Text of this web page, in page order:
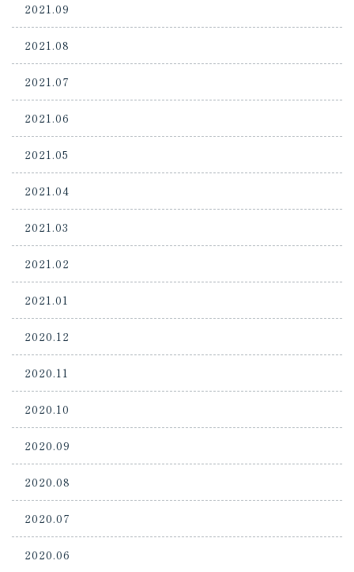
2021.09
2021.08
2021.07
2021.06
2021.05
2021.04
2021.03
2021.02
2021.01
2020.12
2020.11
2020.10
2020.09
2020.08
2020.07
2020.06